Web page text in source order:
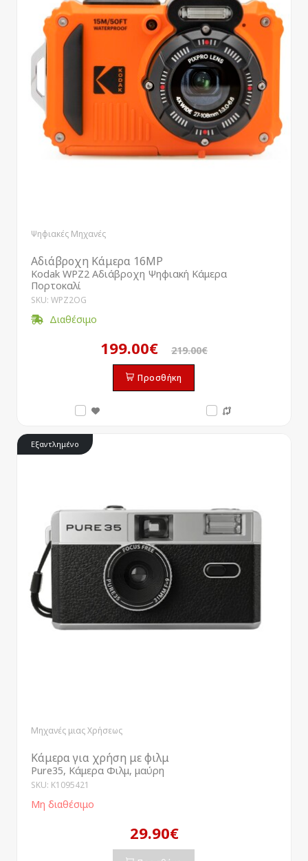
Ψηφιακές Μηχανές
Αδιάβροχη Κάμερα 16MP
Kodak WPZ2 Αδιάβροχη Ψηφιακή Κάμερα
Πορτοκαλί
SKU: WPZ2OG
Διαθέσιμο
199.00€ 219.00€
Προσθήκη
Εξαντλημένο
Μηχανές μιας Χρήσεως
Κάμερα για χρήση με φιλμ
Pure35, Κάμερα Φιλμ, μαύρη
SKU: K1095421
Μη διαθέσιμο
29.90€